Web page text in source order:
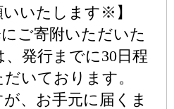
いたします※】
ご寄附いただいた
発行までに30日程
いております。
、お手元に届くま